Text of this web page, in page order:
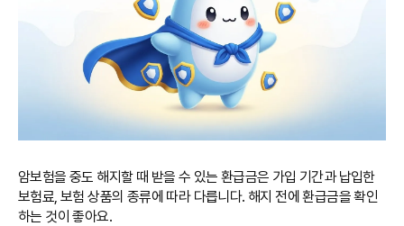
암보험을 중도 해지할 때 받을 수 있는 환급금은 가입 기간과 납입한
보험료, 보험 상품의 종류에 따라 다릅니다. 해지 전에 환급금을 확인
하는 것이 좋아요.